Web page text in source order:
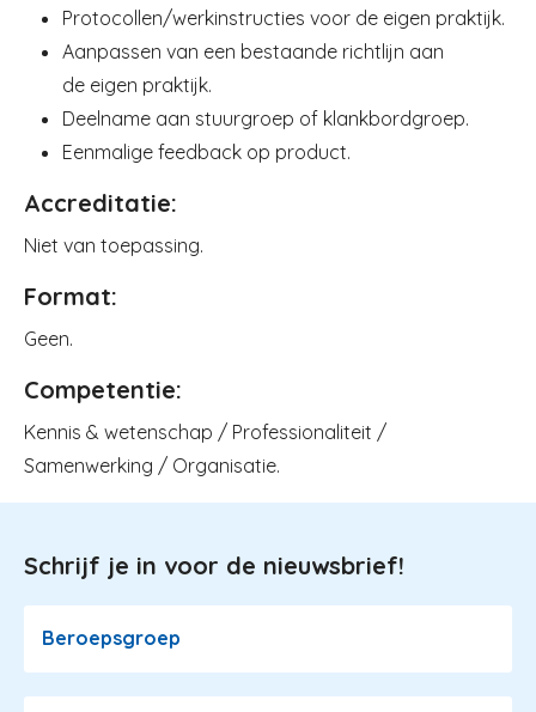
Protocollen/werkinstructies voor de eigen praktijk.
Aanpassen van een bestaande richtlijn aan
de eigen praktijk.
Deelname aan stuurgroep of klankbordgroep.
Eenmalige feedback op product.
Accreditatie:
Niet van toepassing.
Format:
Geen.
Competentie:
Kennis & wetenschap / Professionaliteit /
Samenwerking / Organisatie.
Image
Schrijf je in voor de nieuwsbrief!
Beroepsgroep